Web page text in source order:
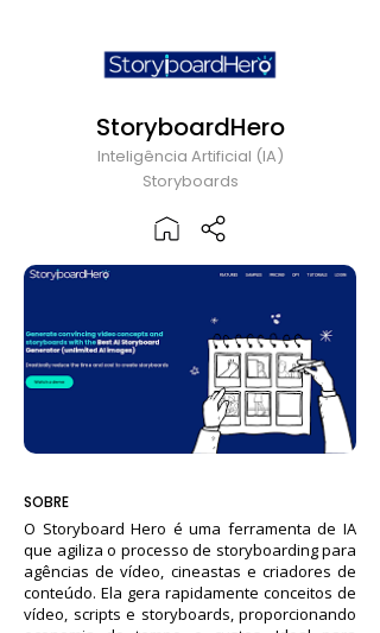
StoryboardHero
Inteligência Artificial (IA)
Storyboards
SOBRE
O Storyboard Hero é uma ferramenta de IA
que agiliza o processo de storyboarding para
agências de vídeo, cineastas e criadores de
conteúdo. Ela gera rapidamente conceitos de
vídeo, scripts e storyboards, proporcionando